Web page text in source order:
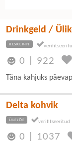
Drinkgeld /
KESKLINN
0 922
Täna kahjuks
Delta kohvik
ÜLEJÕE
0 1037